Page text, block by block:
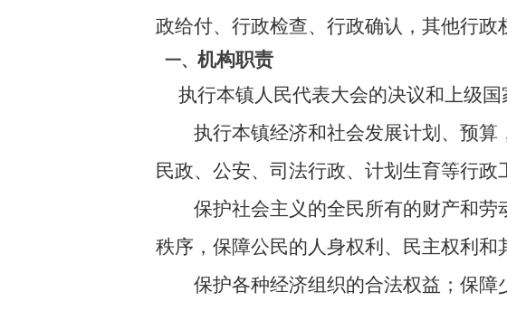
政给付、行政检查、行政确认，其他行政
一、 机构职责
执行本镇人民代表大会的决议和上级
执行本镇经济和社会发展计划、预算
民政、公安、司法行政、计划生育等行政
保护社会主义的全民所有的财产和劳
秩序，保障公民的人身权利、民主权利和
保护各种经济组织的合法权益；保障